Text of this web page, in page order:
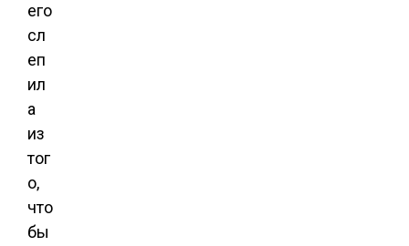
его
сл
еп
ил
а
из
тог
о,
что
бы